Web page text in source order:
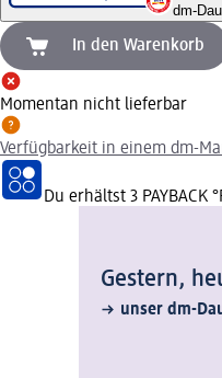
dm-
In den Warenkorb
Momentan nicht lieferbar
Verfügbarkeit in einem dm-
Du erhältst 3 PAYBACK
Gestern,
unser dm-